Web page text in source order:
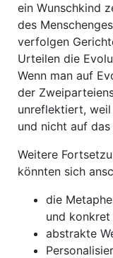
ein Wunschkind
des
verfolgen
Urteilen die
Wenn man auf
der
unreflektiert, weil
und nicht auf
Weitere
könnten sich
die
und konkret
abstrakte